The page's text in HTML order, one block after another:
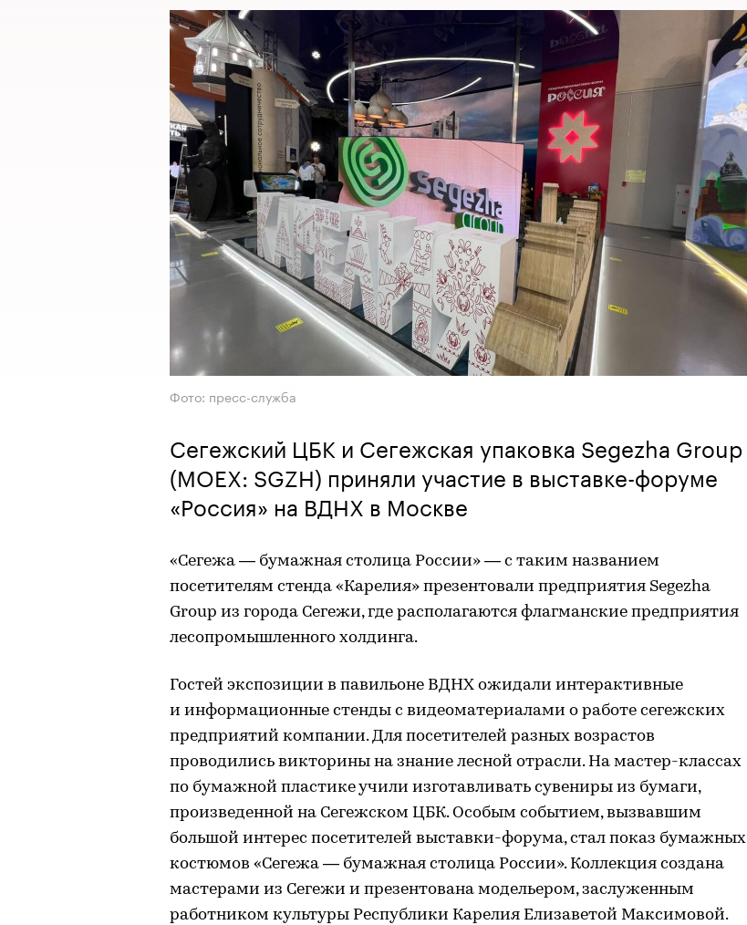
Фото: пресс-служба
Сегежский ЦБК и Сегежская упаковка Segezha Group
(MOEX: SGZH) приняли участие в выставке-форуме
«Россия» на ВДНХ в Москве
«Сегежа — бумажная столица России» — с таким названием
посетителям стенда «Карелия» презентовали предприятия Segezha
Group из города Сегежи, где располагаются флагманские предприятия
лесопромышленного холдинга.
Гостей экспозиции в павильоне ВДНХ ожидали интерактивные
и информационные стенды с видеоматериалами о работе сегежских
предприятий компании. Для посетителей разных возрастов
проводились викторины на знание лесной отрасли. На мастер-классах
по бумажной пластике учили изготавливать сувениры из бумаги,
произведенной на Сегежском ЦБК. Особым событием, вызвавшим
большой интерес посетителей выставки-форума, стал показ бумажных
костюмов «Сегежа — бумажная столица России». Коллекция создана
мастерами из Сегежи и презентована модельером, заслуженным
работником культуры Республики Карелия Елизаветой Максимовой.